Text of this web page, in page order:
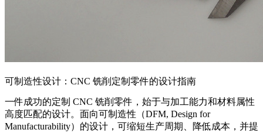
可制造性设计：CNC 铣削定制零件的设计指南
一件成功的定制 CNC 铣削零件，始于与加工能力和材料属性
高度匹配的设计。面向可制造性（DFM, Design for
Manufacturability）的设计，可缩短生产周期、降低成本，并提